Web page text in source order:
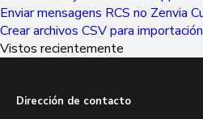
Enviar mensagens RCS no Zenvia
Crear archivos CSV para importación
Vistos recientemente
Dirección de contacto